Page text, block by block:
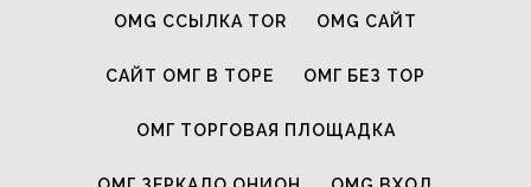
OMG ССЫЛКА TOR OMG САЙТ
САЙТ ОМГ В ТОРЕ ОМГ БЕЗ ТОР
ОМГ ТОРГОВАЯ ПЛОЩАДКА